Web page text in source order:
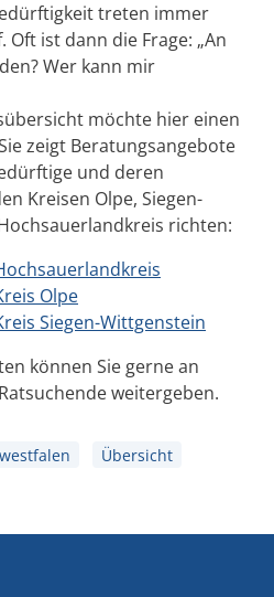
treten immer
Oft ist dann die Frage: „An
Wer kann mir
möchte hier einen
zeigt Beratungsangebote
und deren
Kreisen Olpe, Siegen-
richten:
Olpe
Siegen-Wittgenstein
können Sie gerne an
weitergeben.
Übersicht